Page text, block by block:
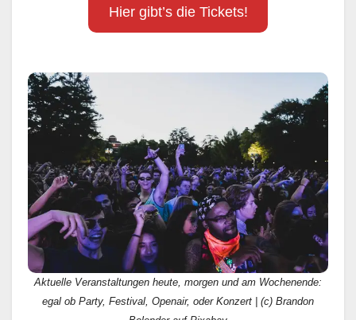
Hier gibt’s die Tickets!
Aktuelle Veranstaltungen heute, morgen und am Wochenende:
egal ob Party, Festival, Openair, oder Konzert | (c) Brandon